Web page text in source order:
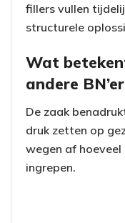
fillers vullen
structurele
Wat
andere
De zaak
druk zetten op
wegen af
ingrepen.